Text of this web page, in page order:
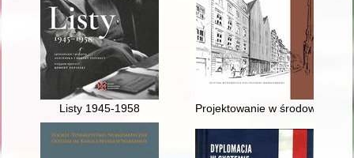
Listy 1945-1958 Projektowanie w środowisku